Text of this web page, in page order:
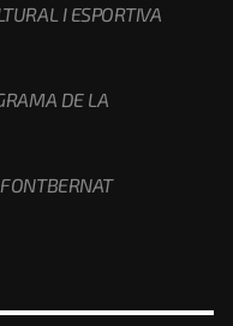
I ESPORTIVA
DE LA